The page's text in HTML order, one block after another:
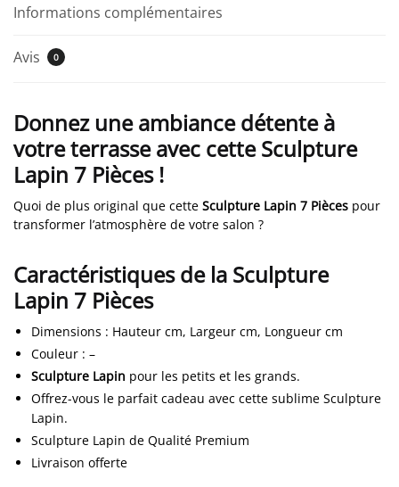
Informations complémentaires
Avis 0
Donnez une ambiance détente à
votre terrasse avec cette Sculpture
Lapin 7 Pièces !
Quoi de plus original que cette Sculpture Lapin 7 Pièces pour
transformer l’atmosphère de votre salon ?
Caractéristiques de la Sculpture
Lapin 7 Pièces
Dimensions : Hauteur cm, Largeur cm, Longueur cm
Couleur : –
Sculpture Lapin pour les petits et les grands.
Offrez-vous le parfait cadeau avec cette sublime Sculpture
Lapin.
Sculpture Lapin de Qualité Premium
Livraison offerte